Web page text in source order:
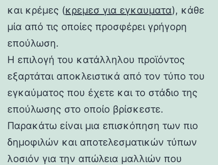
και κρέμες (κρεμεσ για εγκαυματα), κάθε
μία από τις οποίες προσφέρει γρήγορη
επούλωση.
Η επιλογή του κατάλληλου προϊόντος
εξαρτάται αποκλειστικά από τον τύπο του
εγκαύματος που έχετε και το στάδιο της
επούλωσης στο οποίο βρίσκεστε.
Παρακάτω είναι μια επισκόπηση των πιο
δημοφιλών και αποτελεσματικών τύπων
λοσιόν για την απώλεια μαλλιών που